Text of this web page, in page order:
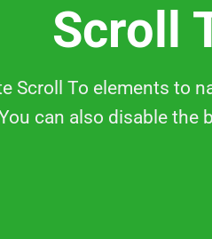
Scroll
Scroll To elements to
can also disable the